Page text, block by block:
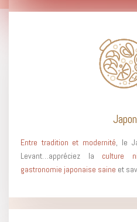
Japon
Entre tradition et modernité, le
Levant…appréciez la culture
gastronomie japonaise saine et